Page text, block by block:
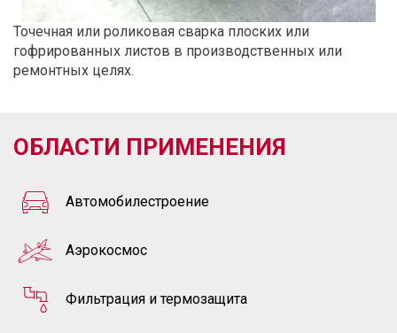
Точечная или роликовая сварка плоских или
гофрированных листов в производственных или
ремонтных целях.
ОБЛАСТИ ПРИМЕНЕНИЯ
Автомобилестроение
Aэрокосмос
Фильтрация и термозащита